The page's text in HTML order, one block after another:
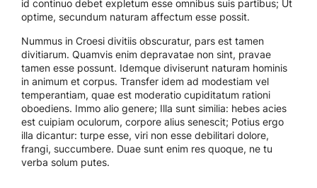
id continuo debet expletum esse omnibus suis partibus; Ut
optime, secundum naturam affectum esse possit.
Nummus in Croesi divitiis obscuratur, pars est tamen
divitiarum. Quamvis enim depravatae non sint, pravae
tamen esse possunt. Idemque diviserunt naturam hominis
in animum et corpus. Transfer idem ad modestiam vel
temperantiam, quae est moderatio cupiditatum rationi
oboediens. Immo alio genere; Illa sunt similia: hebes acies
est cuipiam oculorum, corpore alius senescit; Potius ergo
illa dicantur: turpe esse, viri non esse debilitari dolore,
frangi, succumbere. Duae sunt enim res quoque, ne tu
verba solum putes.